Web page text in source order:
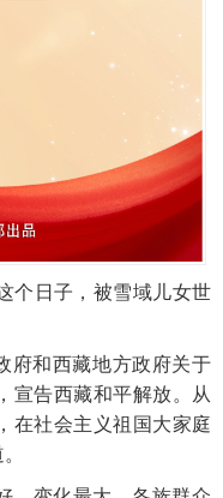
个日子，被雪域儿女世
府和西藏地方政府关于
宣告西藏和平解放。从
在社会主义祖国大家庭